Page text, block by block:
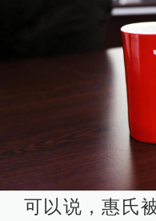
可以说，惠氏